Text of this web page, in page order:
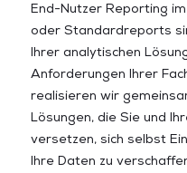
End-Nutzer Reporting
oder Standardreports
Ihrer analytischen
Anforderungen Ihrer
realisieren wir
Lösungen, die Sie und
versetzen, sich selbst
Ihre Daten zu